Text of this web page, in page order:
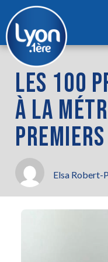
LES 100
À LA
Elsa Robert-